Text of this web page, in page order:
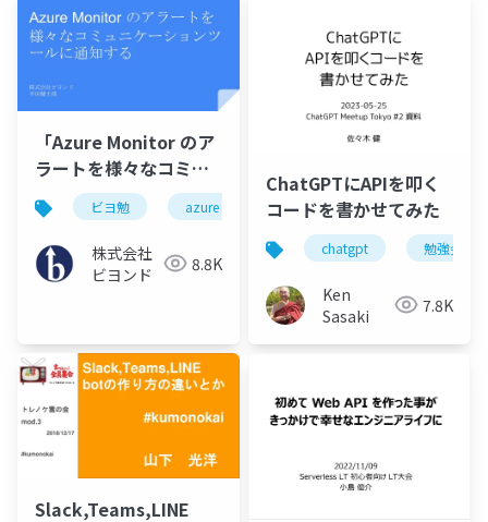
「Azure Monitor のア
ラートを様々なコミュ
ニケーションツールに
通知する」
ビヨ勉 azure
株式会社
ビヨンド
8.8K
ChatGPTにAPIを叩く
コードを書かせてみた
chatgpt 勉強会
Ken
Sasaki
7.8K
Slack,Teams,LINE